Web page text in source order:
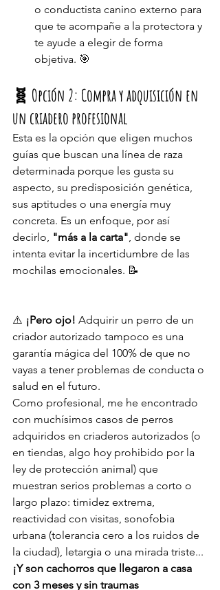
o conductista canino externo para
que te acompañe a la protectora y
te ayude a elegir de forma
objetiva. 🎯
🧬 Opción 2: Compra y adquisición en
un criadero profesional
Esta es la opción que eligen muchos
guías que buscan una línea de raza
determinada porque les gusta su
aspecto, su predisposición genética,
sus aptitudes o una energía muy
concreta. Es un enfoque, por así
decirlo, "más a la carta", donde se
intenta evitar la incertidumbre de las
mochilas emocionales. 📝
⚠️ ¡Pero ojo! Adquirir un perro de un
criador autorizado tampoco es una
garantía mágica del 100% de que no
vayas a tener problemas de conducta o
salud en el futuro.
Como profesional, me he encontrado
con muchísimos casos de perros
adquiridos en criaderos autorizados (o
en tiendas, algo hoy prohibido por la
ley de protección animal) que
muestran serios problemas a corto o
largo plazo: timidez extrema,
reactividad con visitas, sonofobia
urbana (tolerancia cero a los ruidos de
la ciudad), letargia o una mirada triste...
¡Y son cachorros que llegaron a casa
con 3 meses y sin traumas